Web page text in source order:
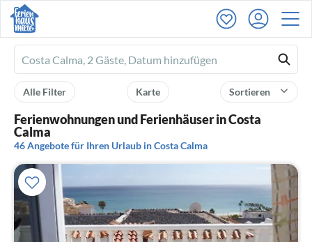
Ferienhausmiete
logo
Sortieren
Karte
Alle Filter
Ferienwohnungen und Ferienhäuser in Costa
Calma
46 Angebote für Ihren Urlaub in Costa Calma